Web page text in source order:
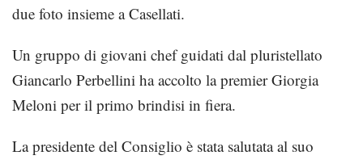
due foto insieme a Casellati.
Un gruppo di giovani chef guidati dal pluristellato
Giancarlo Perbellini ha accolto la premier Giorgia
Meloni per il primo brindisi in fiera.
La presidente del Consiglio è stata salutata al suo